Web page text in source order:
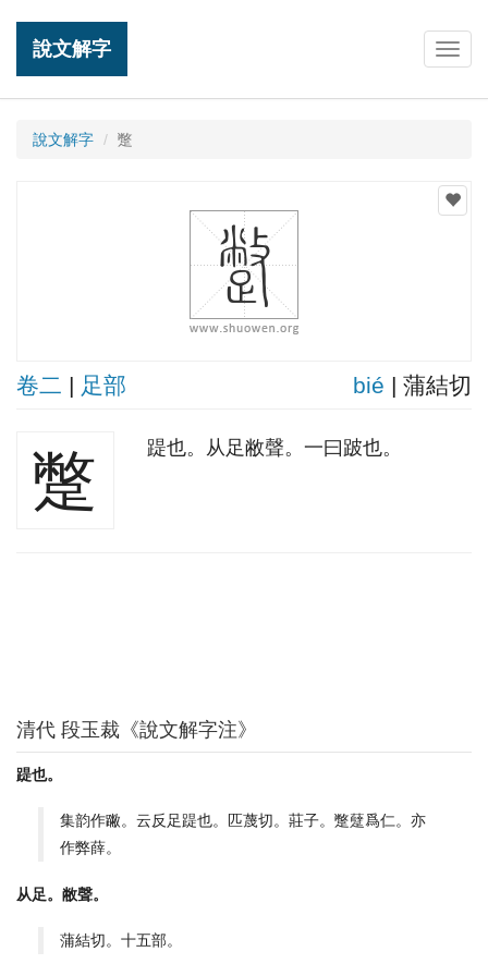
說文解字
說文解字 蹩
卷二 | 足部 bié | 蒲結切
蹩 踶也。从足敝聲。一曰跛也。
清代 段玉裁《說文解字注》
踶也。
集韵作䠥。云反足踶也。匹蔑切。莊子。蹩躠爲仁。亦
作弊薛。
从足。敝聲。
蒲結切。十五部。